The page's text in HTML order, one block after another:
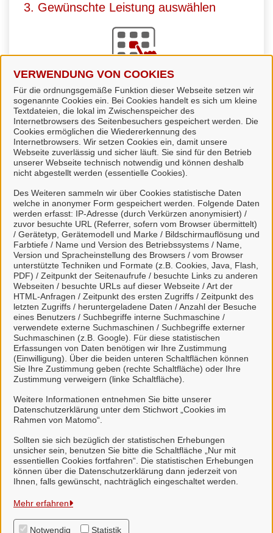
VERWENDUNG VON COOKIES
Für die ordnungsgemäße Funktion dieser Webseite setzen wir
sogenannte Cookies ein. Bei Cookies handelt es sich um kleine
Textdateien, die lokal im Zwischenspeicher des
Internetbrowsers des Seitenbesuchers gespeichert werden. Die
Cookies ermöglichen die Wiedererkennung des
Internetbrowsers. Wir setzen Cookies ein, damit unsere
Webseite zuverlässig und sicher läuft. Sie sind für den Betrieb
unserer Webseite technisch notwendig und können deshalb
nicht abgestellt werden (essentielle Cookies).
Des Weiteren sammeln wir über Cookies statistische Daten
welche in anonymer Form gespeichert werden. Folgende Daten
werden erfasst: IP-Adresse (durch Verkürzen anonymisiert) /
zuvor besuchte URL (Referrer, sofern vom Browser übermittelt)
/ Gerätetyp, Gerätemodell und Marke / Bildschirmauflösung und
Farbtiefe / Name und Version des Betriebssystems / Name,
Version und Spracheinstellung des Browsers / vom Browser
unterstützte Techniken und Formate (z.B. Cookies, Java, Flash,
PDF) / Zeitpunkt der Seitenaufrufe / besuchte Links zu anderen
Webseiten / besuchte URLs auf dieser Webseite / Art der
HTML-Anfragen / Zeitpunkt des ersten Zugriffs / Zeitpunkt des
letzten Zugriffs / heruntergeladene Daten / Anzahl der Besuche
eines Benutzers / Suchbegriffe interne Suchmaschine /
verwendete externe Suchmaschinen / Suchbegriffe externer
Suchmaschinen (z.B. Google). Für diese statistischen
Erfassungen von Daten benötigen wir Ihre Zustimmung
(Einwilligung). Über die beiden unteren Schaltflächen können
Sie Ihre Zustimmung geben (rechte Schaltfläche) oder Ihre
Zustimmung verweigern (linke Schaltfläche).
Weitere Informationen entnehmen Sie bitte unserer
Datenschutzerklärung unter dem Stichwort „Cookies im
Rahmen von Matomo“.
Sollten sie sich bezüglich der statistischen Erhebungen
unsicher sein, benutzen Sie bitte die Schaltfläche „Nur mit
essentiellen Cookies fortfahren“. Die statistischen Erhebungen
können über die Datenschutzerklärung dann jederzeit von
Ihnen, falls gewünscht, nachträglich eingeschaltet werden.
Mehr erfahren
Notwendig Statistik
3. Gewünschte Leistung auswählen
Siewählen die passende Leistung aus. Viele
Leistungen können Sie direkt online starten und uns
zur Bearbeitung übermitteln.
4. Kommunikation über unser Portal
Viele Leistungen sind an unseren digitalen Postkorb
angeschlossen. Dort haben Sie einen Überblick
über alle gestellten Anliegen und können mit uns
unkompliziert in Kontakt treten.
Weitere Informationen zu Mein Unternehmenskonto
finden Sie auf der
FAQ-Seite von Mein
Samtgemeinde Suderburg